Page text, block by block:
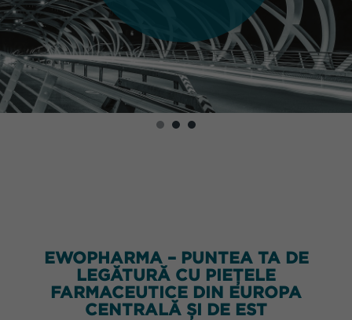
EWOPHARMA – PUNTEA TA DE
LEGĂTURĂ CU PIEȚELE
FARMACEUTICE DIN EUROPA
CENTRALĂ ȘI DE EST